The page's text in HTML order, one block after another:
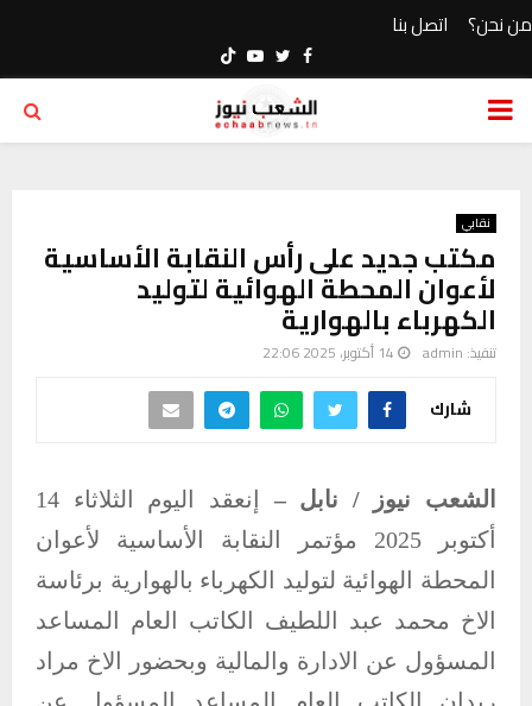
من نحن؟ اتصل بنا
Facebook
Twitter
Youtube
PRIMARY
نقابي
مكتب جديد على رأس النقابة الأساسية
لأعوان المحطة الهوائية لتوليد
الكهرباء بالهوارية
تنفيذ: admin 14 أكتوبر، 2025 22:06
شارك
الشعب نيوز / نابل –
إنعقد اليوم الثلاثاء 14
أكتوبر 2025
مؤتمر النقابة الأساسية لأعوان
المحطة الهوائية لتوليد الكهرباء بالهوارية برئاسة
الاخ محمد عبد اللطيف الكاتب العام المساعد
المسؤول عن الادارة والمالية وبحضور الاخ مراد